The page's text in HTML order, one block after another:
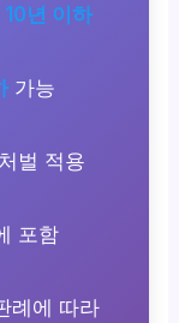
10년 이하
가능
벌 적용
포함
례에 따라